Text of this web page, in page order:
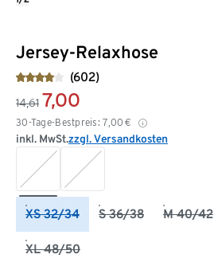
Jersey-Relaxhose
(602)
14,61 7,00
30-Tage-Bestpreis: 7,00 €
inkl. MwSt.zzgl. Versandkosten
XS 32/34 S 36/38 M 40/42
XL 48/50